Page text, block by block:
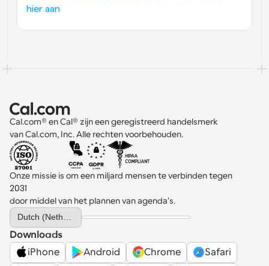
hier aan
Cal.com® en Cal® zijn een geregistreerd handelsmerk
van Cal.com, Inc. Alle rechten voorbehouden.
Onze missie is om een miljard mensen te verbinden tegen
2031
door middel van het plannen van agenda's.
Select Language
Dutch (Netherlands)
Downloads
iPhone
Android Chrome
Safari